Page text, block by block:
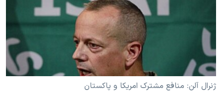
حقوق شهروندی
اقتصادی
علم و فناوری
اسرائیل در جنگ
انتخابات ریاست جمهوری آمریکا ۲۰۲۴
حمله جمهوری اسلامی به اسرائیل
رمز مهسا
ورزش زنان در ایران
زبانهای مختلف
ژنرال آلن: منافع مشترک امریکا و پاکستان